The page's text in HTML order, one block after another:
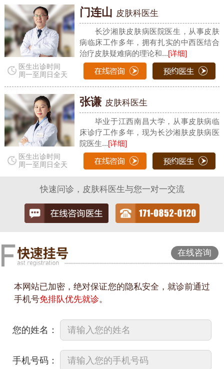
医生出诊时间
周一至周日全天
门连山 皮肤科医生
长沙湘肤皮肤病医院医生，从事皮肤
病临床工作多年，拥有扎实的中西医结合
治疗皮肤疑难病的理论和...[详细]
医生出诊时间
周一至周日全天
张谦 皮肤科医生
毕业于江西南昌大学，从事皮肤病临
床诊疗工作多年，现为长沙湘肤皮肤病医
院医生...[详细]
快速问诊，皮肤科医生与您一对一交流
在线咨询
本网站已加密，绝对保证您的隐私安全，就诊前通过
手机号免排队优先就诊。
您的姓名：
手机号码：